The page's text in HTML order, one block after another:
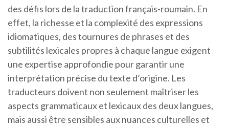
des défis lors de la traduction français-roumain. En
effet, la richesse et la complexité des expressions
idiomatiques, des tournures de phrases et des
subtilités lexicales propres à chaque langue exigent
une expertise approfondie pour garantir une
interprétation précise du texte d’origine. Les
traducteurs doivent non seulement maîtriser les
aspects grammaticaux et lexicaux des deux langues,
mais aussi être sensibles aux nuances culturelles et